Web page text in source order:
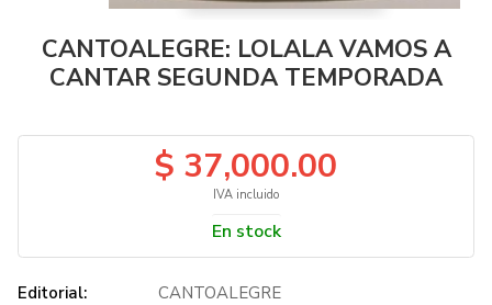
CANTOALEGRE: LOLALA VAMOS A
CANTAR SEGUNDA TEMPORADA
$ 37,000.00
IVA incluido
En stock
Editorial:
CANTOALEGRE